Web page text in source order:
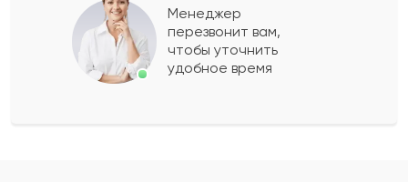
Показать еще
Менеджер
перезвонит вам,
чтобы уточнить
удобное время